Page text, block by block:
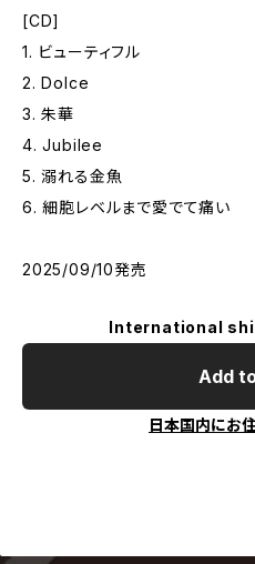
[CD]
1. ビューティフル
2. Dolce
3. 朱華
4. Jubilee
5. 溺れる金魚
6. 細胞レベルまで愛でて痛い
2025/09/10発売
International
Add
日本国内にお